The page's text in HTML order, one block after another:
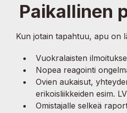
Paikallinen
Kun jotain tapahtuu, apu on
Vuokralaisten
Nopea reagointi
Ovien aukaisut,
erikoisliikkeiden esim.
Omistajalle selkeä